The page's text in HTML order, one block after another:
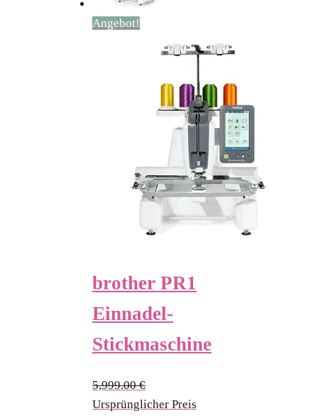
Angebot!
brother PR1
Einnadel-
Stickmaschine
5,999.00€
Ursprünglicher Preis